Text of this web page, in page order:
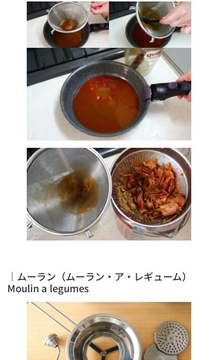
｜ムーラン（ムーラン・ア・レギューム）
Moulin a legumes